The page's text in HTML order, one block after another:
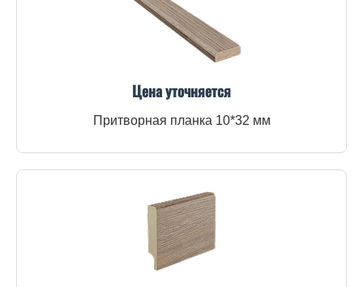
Цена уточняется
Притворная планка 10*32 мм